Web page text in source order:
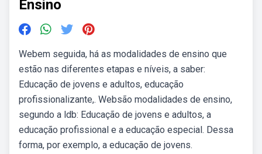
Ensino
Webem seguida, há as modalidades de ensino que
estão nas diferentes etapas e níveis, a saber:
Educação de jovens e adultos, educação
profissionalizante,. Websão modalidades de ensino,
segundo a ldb: Educação de jovens e adultos, a
educação profissional e a educação especial. Dessa
forma, por exemplo, a educação de jovens.